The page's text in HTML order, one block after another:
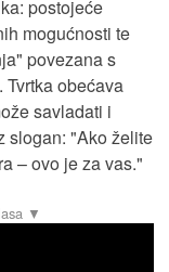
postojeće
mogućnosti te
povezana s
obećava
savladati i
slogan: "Ako želite
– ovo je za vas."